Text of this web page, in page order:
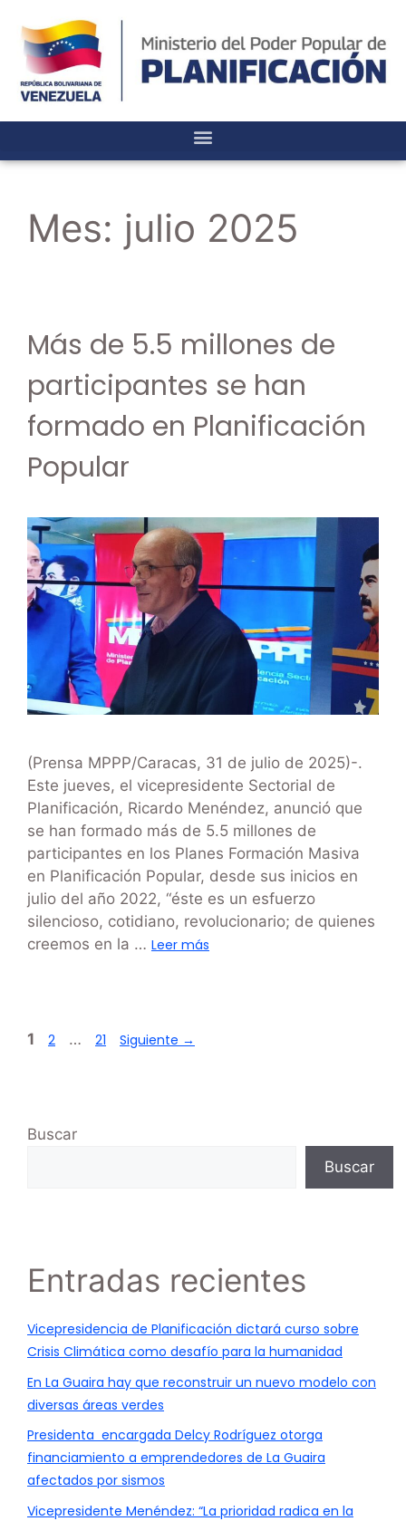
Mes: julio 2025
Más de 5.5 millones de
participantes se han
formado en Planificación
Popular
(Prensa MPPP/Caracas, 31 de julio de 2025)-.
Este jueves, el vicepresidente Sectorial de
Planificación, Ricardo Menéndez, anunció que
se han formado más de 5.5 millones de
participantes en los Planes Formación Masiva
en Planificación Popular, desde sus inicios en
julio del año 2022, “éste es un esfuerzo
silencioso, cotidiano, revolucionario; de quienes
creemos en la … Leer más
1 2 … 21 Siguiente →
Buscar
Buscar
Entradas recientes
Vicepresidencia de Planificación dictará curso sobre
Crisis Climática como desafío para la humanidad
En La Guaira hay que reconstruir un nuevo modelo con
diversas áreas verdes
Presidenta encargada Delcy Rodríguez otorga
financiamiento a emprendedores de La Guaira
afectados por sismos
Vicepresidente Menéndez: “La prioridad radica en la